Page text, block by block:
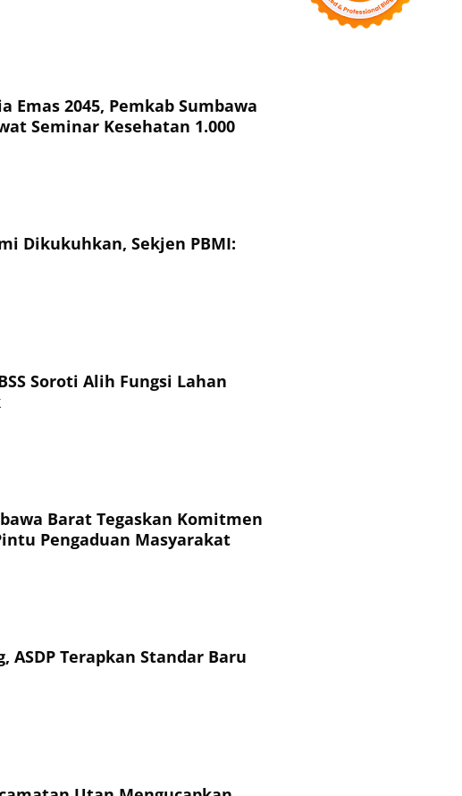
Emas 2045, Pemkab Sumbawa
Seminar Kesehatan 1.000
Dikukuhkan, Sekjen PBMI:
Soroti Alih Fungsi Lahan
Barat Tegaskan Komitmen
Pengaduan Masyarakat
ASDP Terapkan Standar Baru